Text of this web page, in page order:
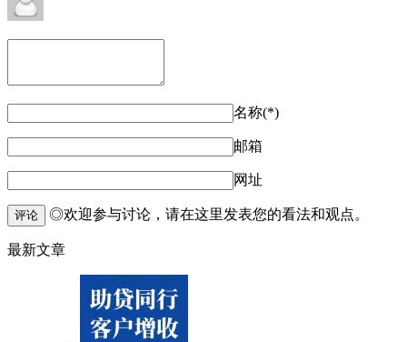
名称(*)
邮箱
网址
评论 ◎欢迎参与讨论，请在这里发表您的看法和观点。
最新文章